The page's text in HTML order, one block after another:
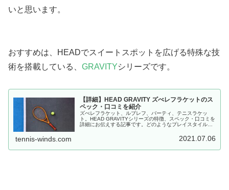
いと思います。
おすすめは、HEADでスイートスポットを広げる特殊な技
術を搭載している、 GRAVITYシリーズです。
【詳細】HEAD GRAVITY ズべレフラケットのス
ペック・口コミを紹介
ズべレフラケット、ルブレフ、バーティ、テニスラケッ
ト。HEAD GRAVITYシリーズの特徴、スペック・口コミを
詳細にお伝えする記事です。どのようなプレイスタイルが
tennis-winds.com 2021.07.06